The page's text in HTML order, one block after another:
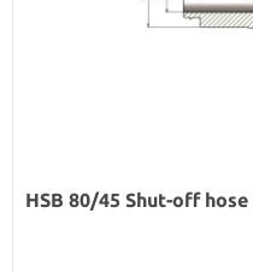
HSB 80/45 Shut-off